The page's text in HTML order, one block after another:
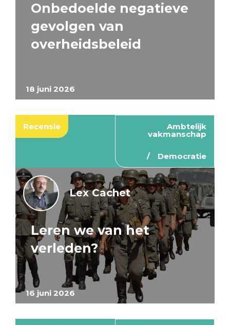
18 juni 2026
Onbedoelde negatieve
gevolgen van
overheidsbeleid
Recensie Ambtelijk
vakmanschap
Democratie
16 juni 2026
Lex Cachet
Leren we van het
verleden?